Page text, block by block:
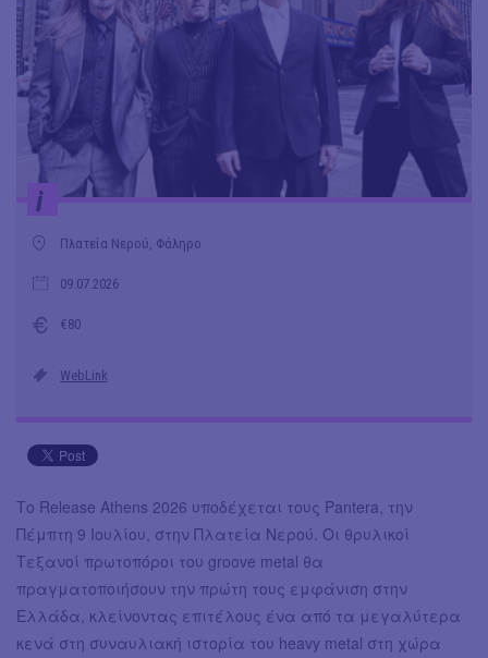
i
Πλατεία Νερού, Φάληρο
09.07.2026
€80
WebLink
Το Release Athens 2026 υποδέχεται τους Pantera, την
Πέμπτη 9 Ιουλίου, στην Πλατεία Νερού. Οι θρυλικοί
Τεξανοί πρωτοπόροι του groove metal θα
πραγματοποιήσουν την πρώτη τους εμφάνιση στην
Ελλάδα, κλείνοντας επιτέλους ένα από τα μεγαλύτερα
κενά στη συναυλιακή ιστορία του heavy metal στη χώρα